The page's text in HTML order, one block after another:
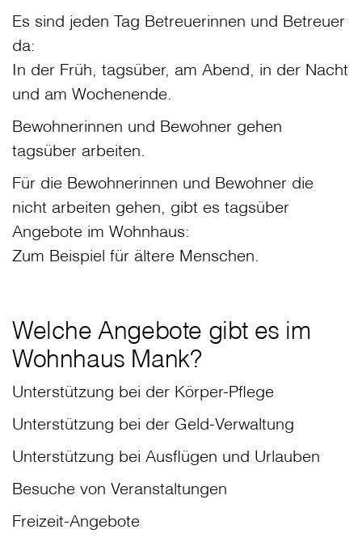
Es sind jeden Tag Betreuerinnen und Betreuer
da:
In der Früh, tagsüber, am Abend, in der Nacht
und am Wochenende.
Bewohnerinnen und Bewohner gehen
tagsüber arbeiten.
Für die Bewohnerinnen und Bewohner die
nicht arbeiten gehen, gibt es tagsüber
Angebote im Wohnhaus:
Zum Beispiel für ältere Menschen.
Welche Angebote gibt es im
Wohnhaus Mank?
Unterstützung bei der Körper-Pflege
Unterstützung bei der Geld-Verwaltung
Unterstützung bei Ausflügen und Urlauben
Besuche von Veranstaltungen
Freizeit-Angebote